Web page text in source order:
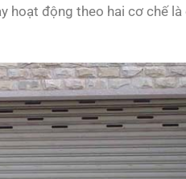
hoạt động theo hai cơ chế